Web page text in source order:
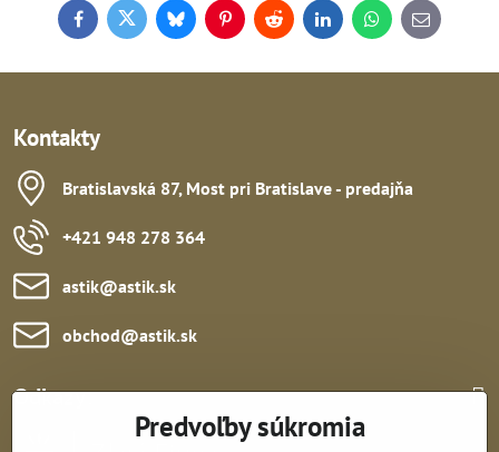
FacebookTwitterBlueskyPinterestReddit LinkedInWhatsApp
E-
mail
Kontakty
Bratislavská 87, Most pri Bratislave - predajňa
+421 948 278 364
astik​@astik​.sk
obchod​@astik​.sk
Odkazy:
Predvoľby súkromia